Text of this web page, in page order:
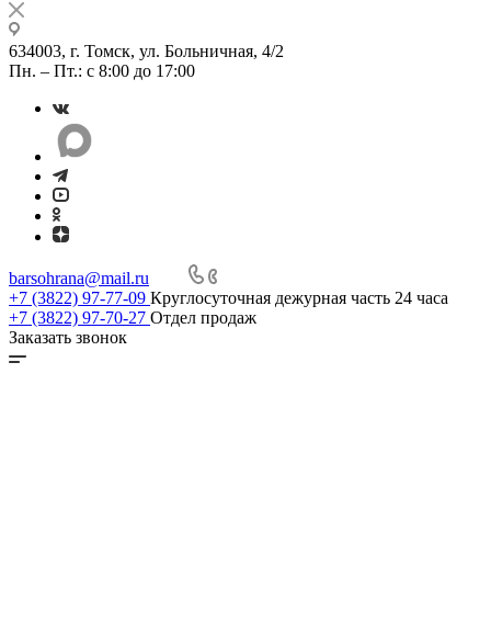
634003, г. Томск, ул. Больничная, 4/2
Пн. – Пт.: с 8:00 до 17:00
barsohrana@mail.ru
+7 (3822) 97-77-09 Круглосуточная дежурная часть 24 часа
+7 (3822) 97-70-27 Отдел продаж
Заказать звонок